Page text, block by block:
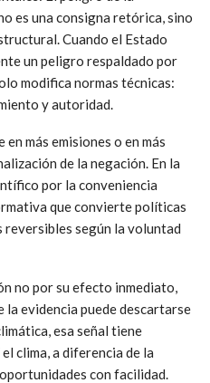
es una consigna retórica, sino
Cuando el Estado
un peligro respaldado por
modifica normas técnicas:
y autoridad.
más emisiones o en más
de la negación. En la
por la conveniencia
que convierte políticas
según la voluntad
no por su efecto inmediato,
la evidencia puede descartarse
esa señal tiene
clima, a diferencia de la
con facilidad.